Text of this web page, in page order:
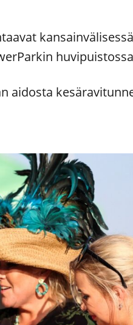
aidosta